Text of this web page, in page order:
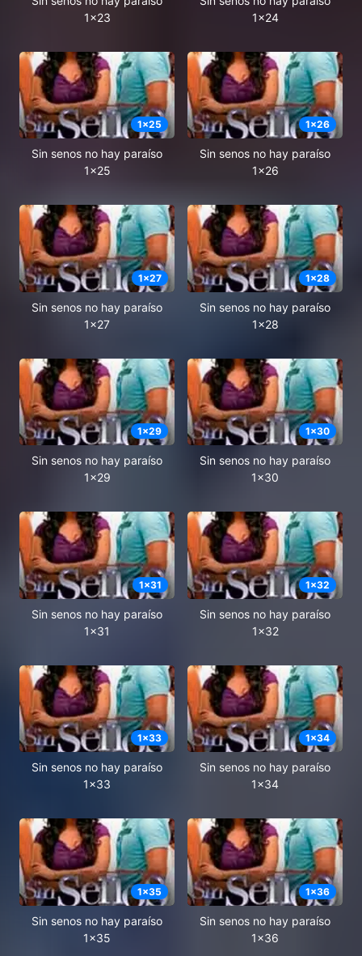
1x23
1x24
1x25
Sin senos no hay paraíso
1x25
1x26
Sin senos no hay paraíso
1x26
1x27
Sin senos no hay paraíso
1x27
1x28
Sin senos no hay paraíso
1x28
1x29
Sin senos no hay paraíso
1x29
1x30
Sin senos no hay paraíso
1x30
1x31
Sin senos no hay paraíso
1x31
1x32
Sin senos no hay paraíso
1x32
1x33
Sin senos no hay paraíso
1x33
1x34
Sin senos no hay paraíso
1x34
1x35
Sin senos no hay paraíso
1x35
1x36
Sin senos no hay paraíso
1x36